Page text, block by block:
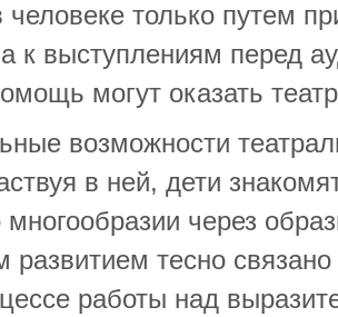
человеке только путем
к выступлениям перед
могут оказать
возможности
в ней, дети
многообразии через
развитием тесно
работы над